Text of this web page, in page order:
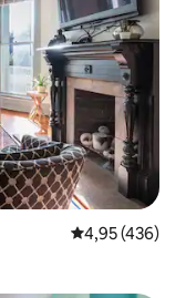
Évaluation
4,95 (436)